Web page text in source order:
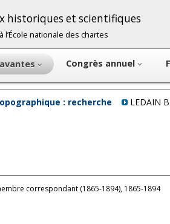
historiques et scientifiques
l’École nationale des chartes
Congrès annuel
: recherche LEDAIN
correspondant (1865-1894), 1865-1894